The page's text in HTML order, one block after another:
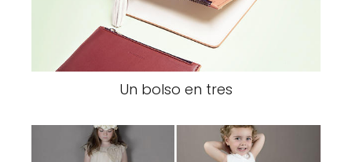
Un bolso en tres